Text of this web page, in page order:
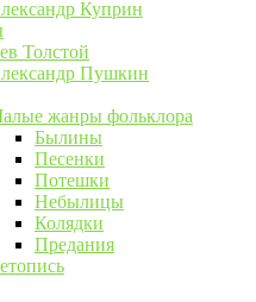
Куприн
Толстой
Пушкин
жанры фольклора
Былины
Песенки
Потешки
Небылицы
Колядки
Предания